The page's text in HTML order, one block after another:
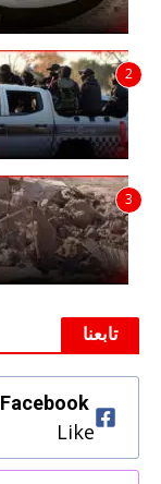
2
3
تابعنا
Facebook
Like